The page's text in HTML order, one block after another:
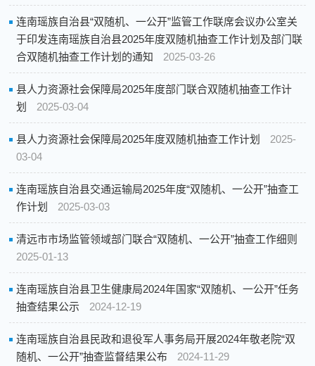
连南瑶族自治县“双随机、一公开”监管工作联席会议办公室关
于印发连南瑶族自治县2025年度双随机抽查工作计划及部门联
合双随机抽查工作计划的通知
2025-03-26
县人力资源社会保障局2025年度部门联合双随机抽查工作计
划
2025-03-04
县人力资源社会保障局2025年度双随机抽查工作计划
2025-
03-04
连南瑶族自治县交通运输局2025年度“双随机、一公开”抽查工
作计划
2025-03-03
清远市市场监管领域部门联合“双随机、一公开”抽查工作细则
2025-01-13
连南瑶族自治县卫生健康局2024年国家“双随机、一公开”任务
抽查结果公示
2024-12-19
连南瑶族自治县民政和退役军人事务局开展2024年敬老院“双
随机、一公开”抽查监督结果公布
2024-11-29